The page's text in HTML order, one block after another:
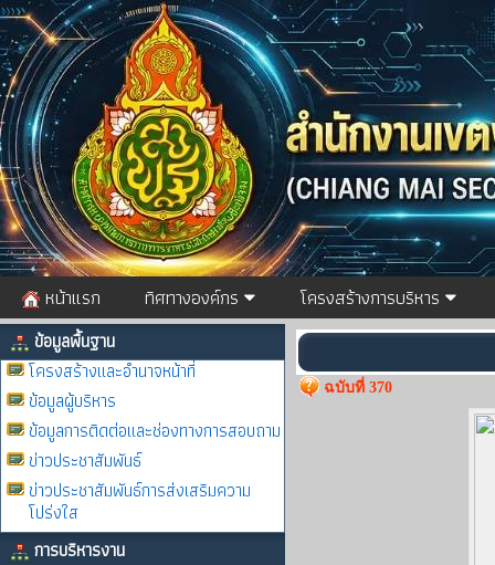
หน้าแรก ทิศทางองค์กร โครงสร้างการบริหาร
ข้อมูลพื้นฐาน
โครงสร้างและอำนาจหน้าที่
ข้อมูลผู้บริหาร
ข้อมูลการติดต่อและช่องทางการสอบถาม
ข่าวประชาสัมพันธ์
ข่าวประชาสัมพันธ์การส่งเสริมความ
โปร่งใส
การบริหารงาน
ฉบับที่ 370